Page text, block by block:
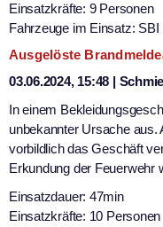
Einsatzkräfte: 9 Personen
Fahrzeuge im Einsatz: SBI
Ausgelöste
03.06.2024, 15:48 |
In einem
unbekannter Ursache aus.
vorbildlich das Geschäft
Erkundung der Feuerwehr
Einsatzdauer: 47min
Einsatzkräfte: 10 Personen